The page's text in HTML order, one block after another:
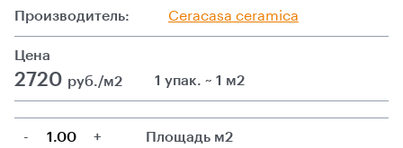
Производитель: Ceracasa ceramica
Цена
2720 руб./м2 1 упак. ~ 1 м2
- +
Площадь м2